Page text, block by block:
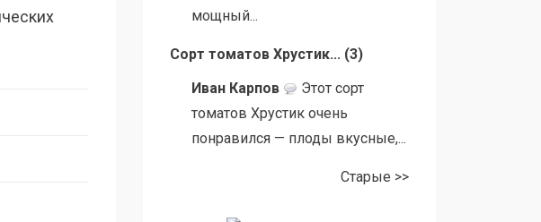
мощный...
Сорт томатов Хрустик... (3)
Иван Карпов
Этот сорт
томатов Хрустик очень
понравился — плоды вкусные,...
Старые >>